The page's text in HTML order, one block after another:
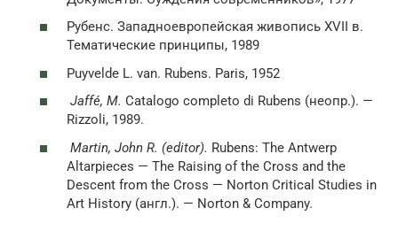
Рубенс. Западноевропейская живопись XVII в.
Тематические принципы, 1989
Puyvelde L. van. Rubens. Paris, 1952
Jaffé, M. Catalogo completo di Rubens (неопр.). —
Rizzoli, 1989.
Martin, John R. (editor). Rubens: The Antwerp
Altarpieces — The Raising of the Cross and the
Descent from the Cross — Norton Critical Studies in
Art History (англ.). — Norton & Company.